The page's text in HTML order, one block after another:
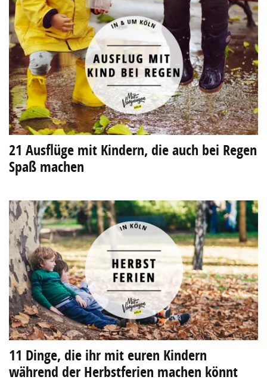
21 Ausflüge mit Kindern, die auch bei Regen
Spaß machen
11 Dinge, die ihr mit euren Kindern
während der Herbstferien machen könnt